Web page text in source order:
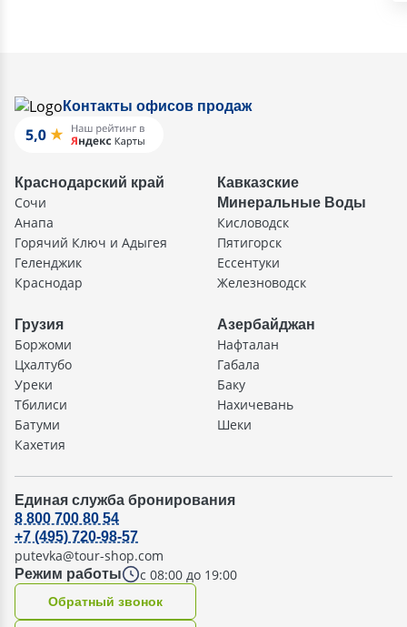
Контакты офисов продаж
Краснодарский край
Сочи
Анапа
Горячий Ключ и Адыгея
Геленджик
Краснодар
Кавказские
Минеральные Воды
Кисловодск
Пятигорск
Ессентуки
Железноводск
Грузия
Боржоми
Цхалтубо
Уреки
Тбилиси
Батуми
Кахетия
Азербайджан
Нафталан
Габала
Баку
Нахичевань
Шеки
Единая служба бронирования
Режим работы с 08:00 до 19:00
8 800 700 80 54
+7 (495) 720-98-57
putevka@tour-shop.com
Oбратный звонок